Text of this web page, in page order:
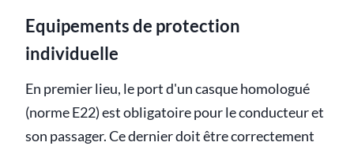
Equipements de protection
individuelle
En premier lieu, le port d'un casque homologué
(norme E22) est obligatoire pour le conducteur et
son passager. Ce dernier doit être correctement